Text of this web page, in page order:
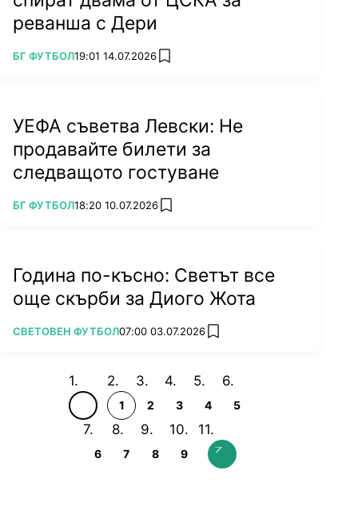
реванша с Дери
ПОВЕЧЕ ОТ
БГ ФУТБОЛ19:01 14.07.2026 add favorites
УЕФА съветва Левски: Не
продавайте билети за
следващото гостуване
ПОВЕЧЕ ОТ
БГ ФУТБОЛ18:20 10.07.2026 add favorites
Година по-късно: Светът все
още скърби за Диого Жота
ПОВЕЧЕ ОТ
СВЕТОВЕН ФУТБОЛ07:00 03.07.2026 add favorites
1 2 3 4 5
6 7 8 9